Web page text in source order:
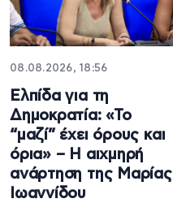
08.08.2026, 18:56
Ελπίδα για τη
Δημοκρατία: «Το
“μαζί” έχει όρους και
όρια» – Η αιχμηρή
ανάρτηση της Μαρίας
Ιωαννίδου